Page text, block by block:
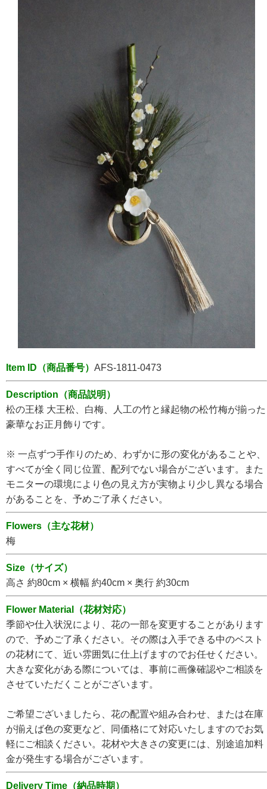
Item ID（商品番号） AFS-1811-0473
Description（商品説明）
松の王様 大王松、白梅、人工の竹と縁起物の松竹梅が揃った
豪華なお正月飾りです。
※ 一点ずつ手作りのため、わずかに形の変化があることや、
すべてが全く同じ位置、配列でない場合がございます。また
モニターの環境により色の見え方が実物より少し異なる場合
があることを、予めご了承ください。
Flowers（主な花材）
梅
Size（サイズ）
高さ 約80cm × 横幅 約40cm × 奥行 約30cm
Flower Material（花材対応）
季節や仕入状況により、花の一部を変更することがあります
ので、予めご了承ください。その際は入手できる中のベスト
の花材にて、近い雰囲気に仕上げますのでお任せください。
大きな変化がある際については、事前に画像確認やご相談を
させていただくことがございます。
ご希望ございましたら、花の配置や組み合わせ、または在庫
が揃えば色の変更など、同価格にて対応いたしますのでお気
軽にご相談ください。花材や大きさの変更には、別途追加料
金が発生する場合がございます。
Delivery Time（納品時期）